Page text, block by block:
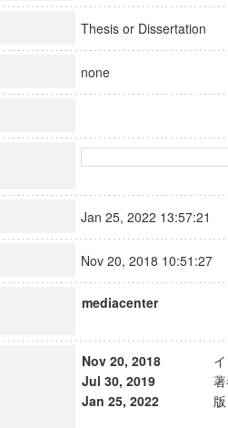
Thesis or Dissertation
none
Jan 25, 2022 13:57:21
Nov 20, 2018 10:51:27
mediacenter
Nov 20, 2018
Jul 30, 2019
Jan 25, 2022